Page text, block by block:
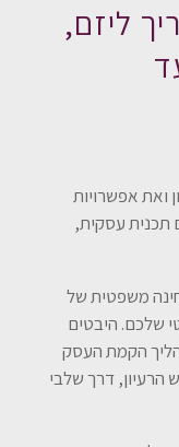
ליזם,
אפשרויות
תכנית עסקית,
משפטית של
שלכם. היבטים
הקמת העסק
דרך שלבי